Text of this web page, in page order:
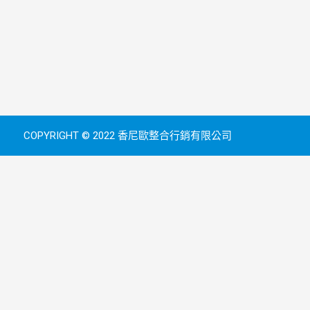
COPYRIGHT © 2022 香尼歐整合行銷有限公司